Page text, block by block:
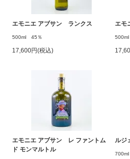
エモニエ アブサン ランクス
500ml 45％
17,600円(税込)
エモ
エモニエ アブサン レ ファントム
ド モンマルトル
ルジ